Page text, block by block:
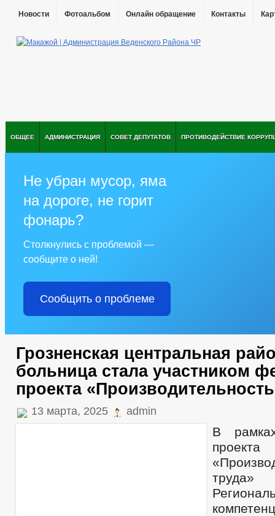
Новости Фотоальбом Онлайн обращение Контакты
ОБЩЕЕ АДМИНИСТРАЦИЯ СОВЕТ ДЕПУТАТОВ ПРОТИВОДЕЙСТВИЕ
Не убран мусор, яма
на дороге, не горит
фонарь?
Столкнулись с проблемой —
сообщите о ней!
Сообщить о проблеме
Грозненская центральная
больница стала участником
проекта
13 марта, 2025 admin
В
проекта